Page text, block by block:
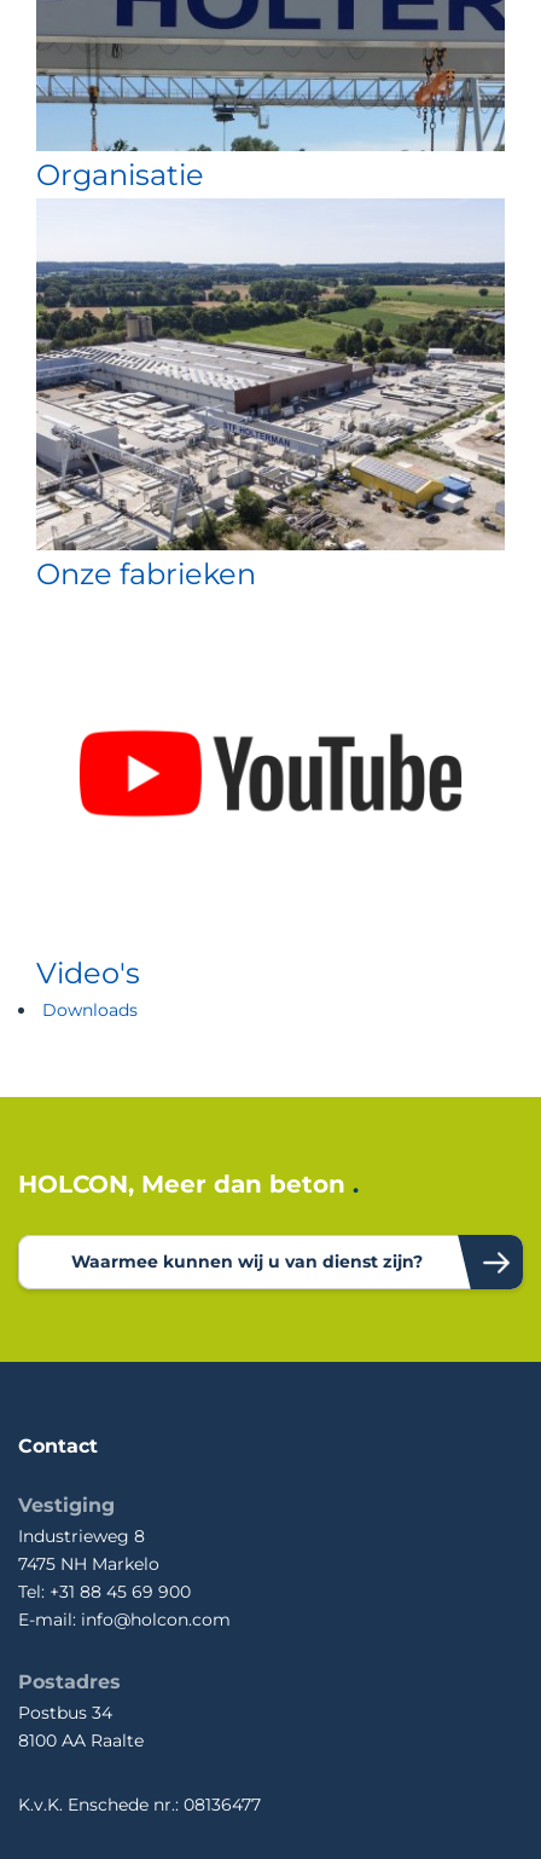
Organisatie
Onze fabrieken
Video's
Downloads
HOLCON, Meer dan beton
Waarmee kunnen wij u van dienst zijn?
Contact
Vestiging
Industrieweg 8
7475 NH Markelo
Tel: +31 88 45 69 900
E-mail: info@holcon.com
Postadres
Postbus 34
8100 AA Raalte
K.v.K. Enschede nr.: 08136477